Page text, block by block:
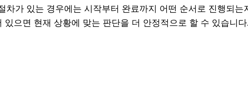
가 있는 경우에는 시작부터 완료까지 어떤 순서로 진행되
으면 현재 상황에 맞는 판단을 더 안정적으로 할 수 있습니다.